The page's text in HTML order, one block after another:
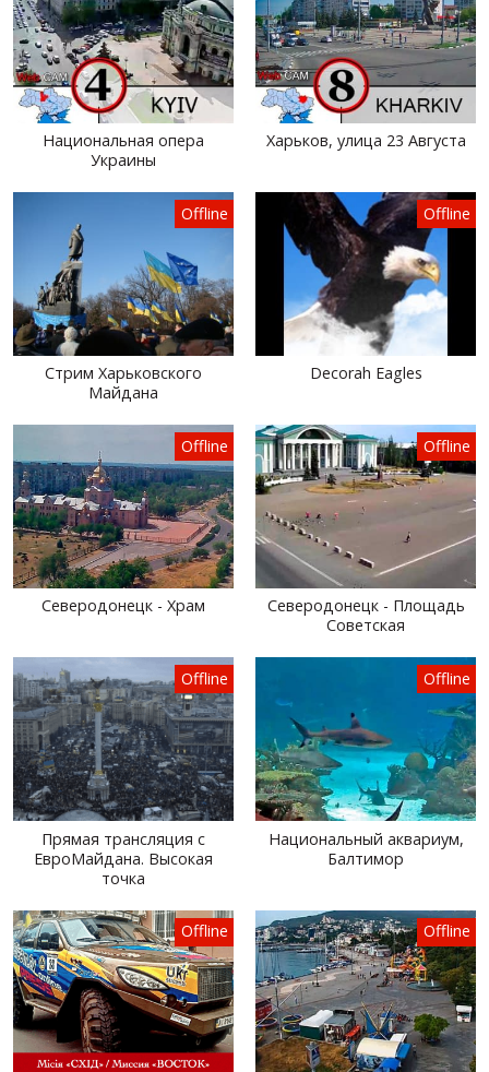
Национальная опера
Украины
Харьков, улица 23 Августа
Offline
Стрим Харьковского
Майдана
Offline
Decorah Eagles
Offline
Северодонецк - Храм
Offline
Северодонецк - Площадь
Советская
Offline
Прямая трансляция с
ЕвроМайдана. Высокая
точка
Offline
Национальный аквариум,
Балтимор
Offline Offline